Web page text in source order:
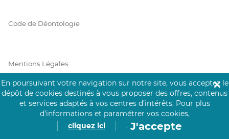
Code de Déontologie
Mentions Légales
Prérequis Click&Care
En poursuivant votre navigation sur notre site, vous acceptez le
dépôt de cookies destinés à vous proposer des offres, contenus
et services adaptés à vos centres d’intérêts. Pour plus
d’informations et paramétrer vos cookies,
cliquez ici
. J'accepte
✕